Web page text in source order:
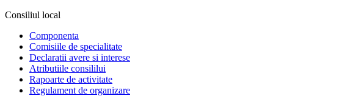
Consiliul local
Componenta
Comisiile de specialitate
Declaratii avere si interese
Atributiile consililui
Rapoarte de activitate
Regulament de organizare